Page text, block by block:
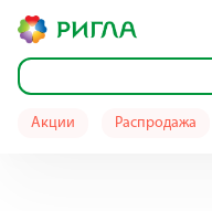
Акции Распродажа